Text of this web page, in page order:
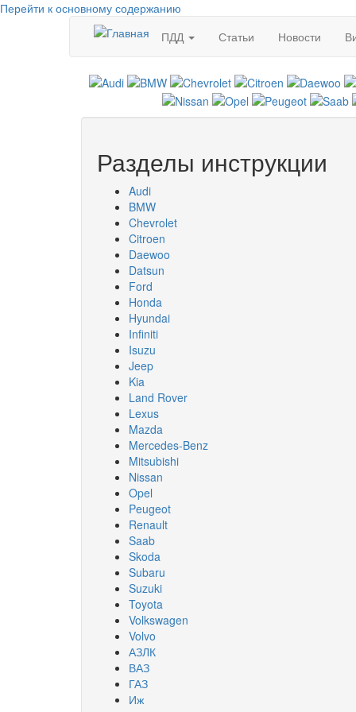
Перейти к основному содержанию
ПДД
Статьи Новости
Разделы инструкции
Audi
BMW
Chevrolet
Citroen
Daewoo
Datsun
Ford
Honda
Hyundai
Infiniti
Isuzu
Jeep
Kia
Land Rover
Lexus
Mazda
Mercedes-Benz
Mitsubishi
Nissan
Opel
Peugeot
Renault
Saab
Skoda
Subaru
Suzuki
Toyota
Volkswagen
Volvo
АЗЛК
ВАЗ
ГАЗ
Иж